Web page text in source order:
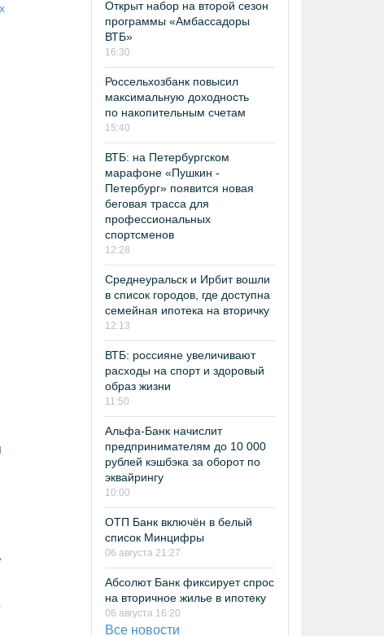
Открыт набор на второй сезон
программы «Амбассадоры
ВТБ»
16:30
Россельхозбанк повысил
максимальную доходность
по накопительным счетам
15:40
ВТБ: на Петербургском
марафоне «Пушкин -
Петербург» появится новая
беговая трасса для
профессиональных
спортсменов
12:28
Среднеуральск и Ирбит вошли
в список городов, где доступна
семейная ипотека на вторичку
12:13
ВТБ: россияне увеличивают
расходы на спорт и здоровый
образ жизни
11:50
Альфа-Банк начислит
предпринимателям до 10 000
рублей кэшбэка за оборот по
эквайрингу
10:00
ОТП Банк включён в белый
список Минцифры
06 августа 21:27
Абсолют Банк фиксирует спрос
на вторичное жилье в ипотеку
06 августа 16:20
Все новости